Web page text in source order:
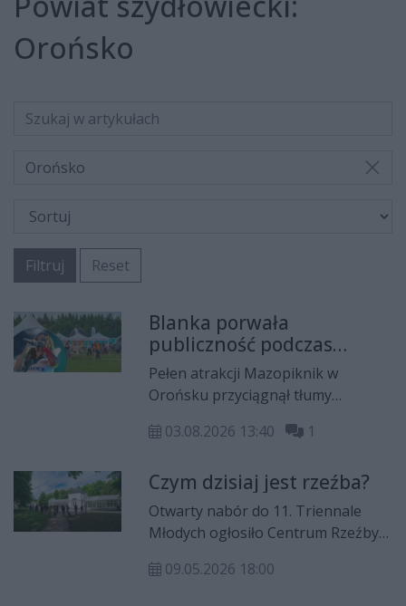
Orońsko
Orońsko
Filtruj Reset
Blanka porwała
publiczność podczas
Mazopikniku w Orońsku
Pełen atrakcji Mazopiknik w
Orońsku przyciągnął tłumy
i turystów. Było plenerowe
regionalnych, warsztaty tańca z
Rafałem Maserakiem oraz zabawa
taneczna w rytm hitów polskiej
artystki, Blanki.
03.08.2026 13:40 1
Czym dzisiaj jest rzeźba?
Otwarty nabór do 11. Triennale
Młodych ogłosiło Centrum Rzeźby
można przesyłać do 12 maja.
09.05.2026 18:00